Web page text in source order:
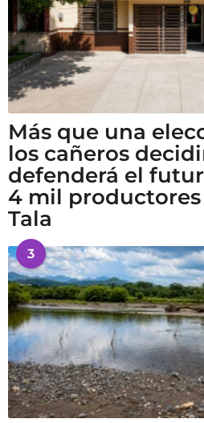
Más que una
los cañeros
defenderá el
4 mil
Tala
3